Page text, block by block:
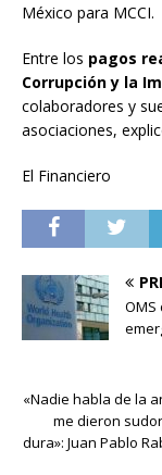
México para MCCI.
Entre los pagos
Corrupción y la
colaboradores y
asociaciones,
El Financiero
«Nadie habla de la
me dieron
dura»: Juan Pablo